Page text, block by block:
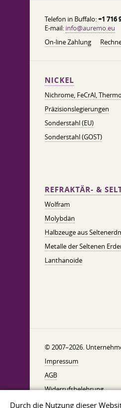
Durch die Nutzung dieser
Telefon in Buffalo:+1 716
E-mail: info@auremo.eu
On-line Zahlung
NICKEL
Nichrome, FeСrAl,
Präzisionslegierungen
Sonderstahl (EU)
Sonderstahl (GOST)
REFRAKTÄR- &
Wolfram
Molybdän
Halbzeuge aus
Metalle der Seltenen
Lanthanoide
© 2007–2026.
Impressum
AGB
Widerrufsbelehrung
Datenschutzerklärung